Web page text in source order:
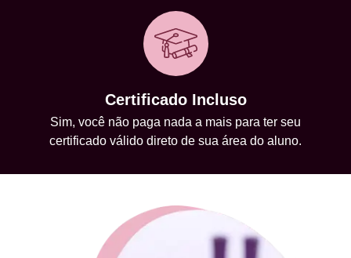
Certificado Incluso
Sim, você não paga nada a mais para ter seu
certificado válido direto de sua área do aluno.